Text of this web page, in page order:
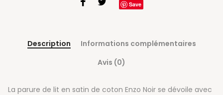
Save
Description
Informations complémentaires
Avis (0)
La parure de lit en satin de coton Enzo Noir se dévoile avec